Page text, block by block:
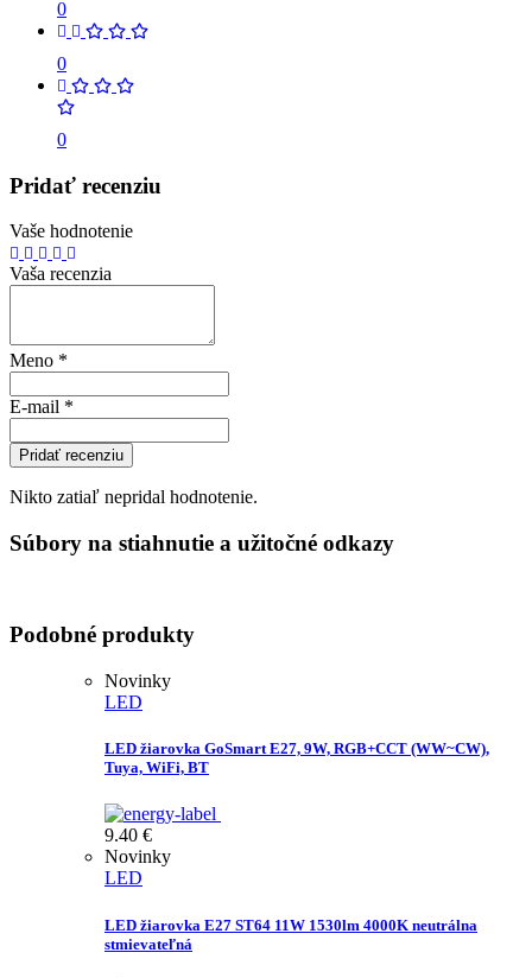
0
0
0
Pridať recenziu
Vaše hodnotenie
Vaša recenzia
Meno *
E-mail *
Pridať recenziu
Nikto zatiaľ nepridal hodnotenie.
Súbory na stiahnutie a užitočné odkazy
Podobné produkty
Novinky
LED
LED žiarovka GoSmart E27, 9W, RGB+CCT (WW~CW),
Tuya, WiFi, BT
9.40 €
Novinky
LED
LED žiarovka E27 ST64 11W 1530lm 4000K neutrálna
stmievateľná